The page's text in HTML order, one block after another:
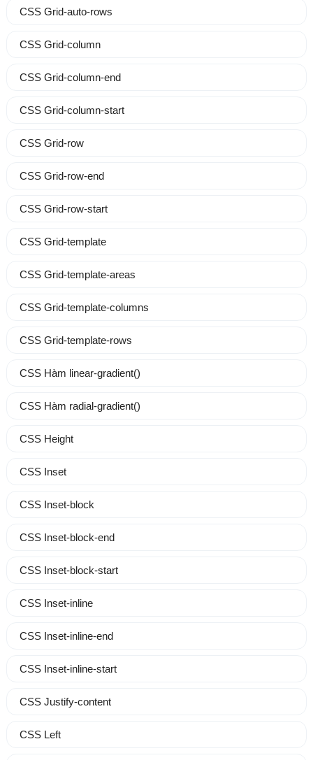
CSS Grid-auto-rows
CSS Grid-column
CSS Grid-column-end
CSS Grid-column-start
CSS Grid-row
CSS Grid-row-end
CSS Grid-row-start
CSS Grid-template
CSS Grid-template-areas
CSS Grid-template-columns
CSS Grid-template-rows
CSS Hàm linear-gradient()
CSS Hàm radial-gradient()
CSS Height
CSS Inset
CSS Inset-block
CSS Inset-block-end
CSS Inset-block-start
CSS Inset-inline
CSS Inset-inline-end
CSS Inset-inline-start
CSS Justify-content
CSS Left